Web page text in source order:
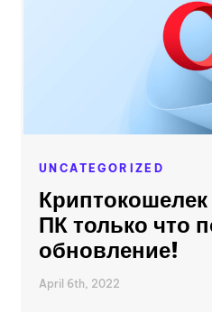
UNCATEGORIZED
ПК только что
обновление!
April 6th, 2022